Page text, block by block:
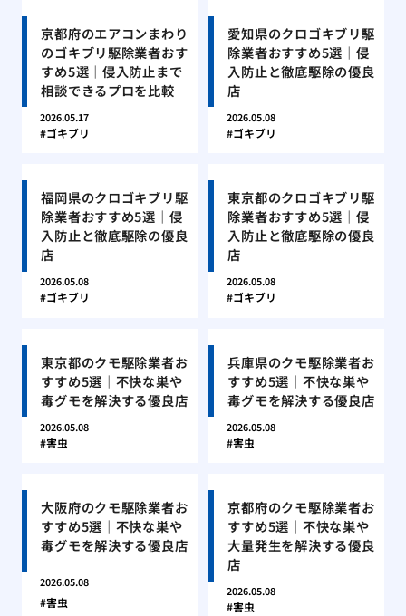
京都府のエアコンまわり
のゴキブリ駆除業者おす
すめ5選｜侵入防止まで
相談できるプロを比較
2026.05.17
ゴキブリ
愛知県のクロゴキブリ駆
除業者おすすめ5選｜侵
入防止と徹底駆除の優良
店
2026.05.08
ゴキブリ
福岡県のクロゴキブリ駆
除業者おすすめ5選｜侵
入防止と徹底駆除の優良
店
2026.05.08
ゴキブリ
東京都のクロゴキブリ駆
除業者おすすめ5選｜侵
入防止と徹底駆除の優良
店
2026.05.08
ゴキブリ
東京都のクモ駆除業者お
すすめ5選｜不快な巣や
毒グモを解決する優良店
2026.05.08
害虫
兵庫県のクモ駆除業者お
すすめ5選｜不快な巣や
毒グモを解決する優良店
2026.05.08
害虫
大阪府のクモ駆除業者お
すすめ5選｜不快な巣や
毒グモを解決する優良店
2026.05.08
害虫
京都府のクモ駆除業者お
すすめ5選｜不快な巣や
大量発生を解決する優良
店
2026.05.08
害虫